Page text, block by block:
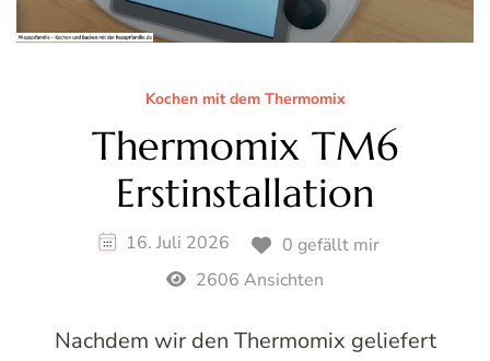
Kochen mit dem Thermomix
Thermomix TM6
Erstinstallation
16. Juli 2026
0 gefällt mir
2606 Ansichten
Nachdem wir den Thermomix geliefert